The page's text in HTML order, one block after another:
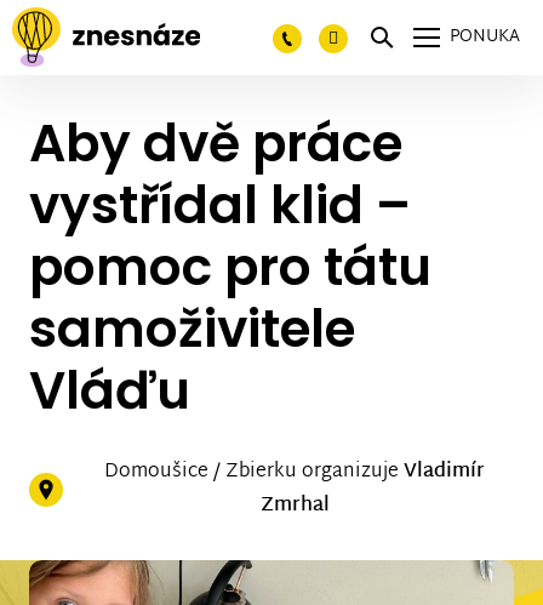
PONUKA
Aby dvě práce
vystřídal klid –
pomoc pro tátu
samoživitele
Vláďu
Domoušice / Zbierku organizujeVladimír
Zmrhal